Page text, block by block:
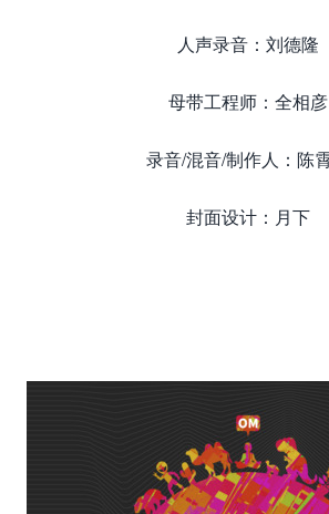
⼈声录⾳：刘德隆
⺟带⼯程师：全相彦
录⾳/混⾳/制作⼈：陈
封⾯设计：⽉下